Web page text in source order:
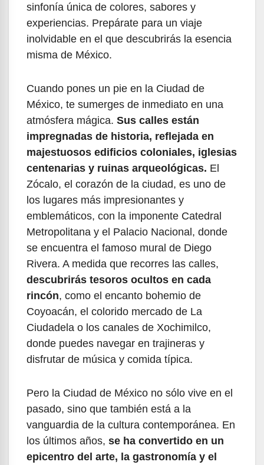
sinfonía única de colores, sabores y
experiencias. Prepárate para un viaje
inolvidable en el que descubrirás la esencia
misma de México.
Cuando pones un pie en la Ciudad de
México, te sumerges de inmediato en una
atmósfera mágica. Sus calles están
impregnadas de historia, reflejada en
majestuosos edificios coloniales, iglesias
centenarias y ruinas arqueológicas. El
Zócalo, el corazón de la ciudad, es uno de
los lugares más impresionantes y
emblemáticos, con la imponente Catedral
Metropolitana y el Palacio Nacional, donde
se encuentra el famoso mural de Diego
Rivera. A medida que recorres las calles,
descubrirás tesoros ocultos en cada
rincón, como el encanto bohemio de
Coyoacán, el colorido mercado de La
Ciudadela o los canales de Xochimilco,
donde puedes navegar en trajineras y
disfrutar de música y comida típica.
Pero la Ciudad de México no sólo vive en el
pasado, sino que también está a la
vanguardia de la cultura contemporánea. En
los últimos años, se ha convertido en un
epicentro del arte, la gastronomía y el